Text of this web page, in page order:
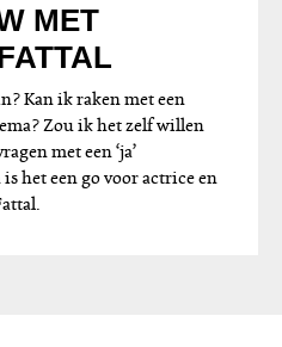
MET
Kan ik raken met een
Zou ik het zelf willen
met een ‘ja’
het een go voor actrice en